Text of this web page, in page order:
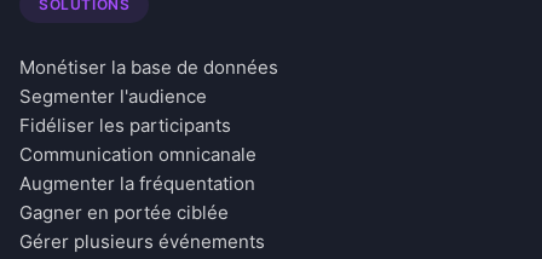
SOLUTIONS
Monétiser la base de données
Segmenter l'audience
Fidéliser les participants
Communication omnicanale
Augmenter la fréquentation
Gagner en portée ciblée
Gérer plusieurs événements